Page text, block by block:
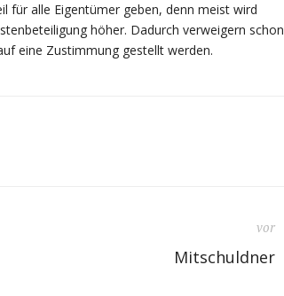
für alle Eigentümer geben, denn meist wird
höher. Dadurch verweigern schon
eine Zustimmung gestellt werden.
vor
Mitschuldner